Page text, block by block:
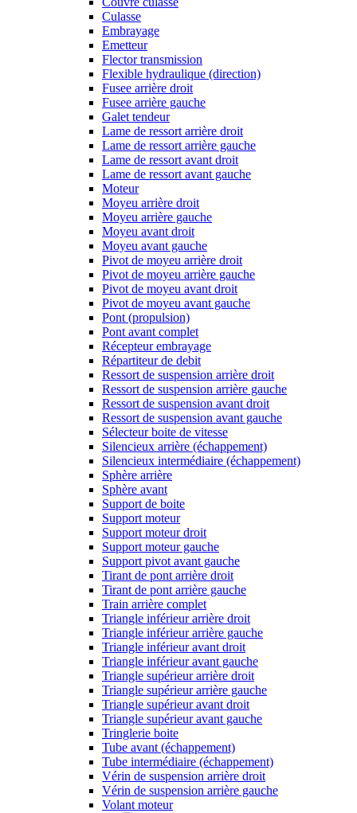
Culasse
Embrayage
Emetteur
Flector transmission
Flexible hydraulique (direction)
Fusee arrière droit
Fusee arrière gauche
Galet tendeur
Lame de ressort arrière droit
Lame de ressort arrière gauche
Lame de ressort avant droit
Lame de ressort avant gauche
Moteur
Moyeu arrière droit
Moyeu arrière gauche
Moyeu avant droit
Moyeu avant gauche
Pivot de moyeu arrière droit
Pivot de moyeu arrière gauche
Pivot de moyeu avant droit
Pivot de moyeu avant gauche
Pont (propulsion)
Pont avant complet
Récepteur embrayage
Répartiteur de debit
Ressort de suspension arrière droit
Ressort de suspension arrière gauche
Ressort de suspension avant droit
Ressort de suspension avant gauche
Sélecteur boite de vitesse
Silencieux arrière (échappement)
Silencieux intermédiaire (échappement)
Sphère arrière
Sphère avant
Support de boite
Support moteur
Support moteur droit
Support moteur gauche
Support pivot avant gauche
Tirant de pont arrière droit
Tirant de pont arrière gauche
Train arrière complet
Triangle inférieur arrière droit
Triangle inférieur arrière gauche
Triangle inférieur avant droit
Triangle inférieur avant gauche
Triangle supérieur arrière droit
Triangle supérieur arrière gauche
Triangle supérieur avant droit
Triangle supérieur avant gauche
Tringlerie boite
Tube avant (échappement)
Tube intermédiaire (échappement)
Vérin de suspension arrière droit
Vérin de suspension arrière gauche
Volant moteur